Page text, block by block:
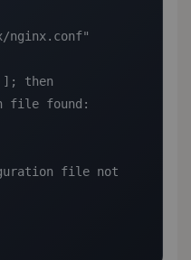
nginx.conf"
then